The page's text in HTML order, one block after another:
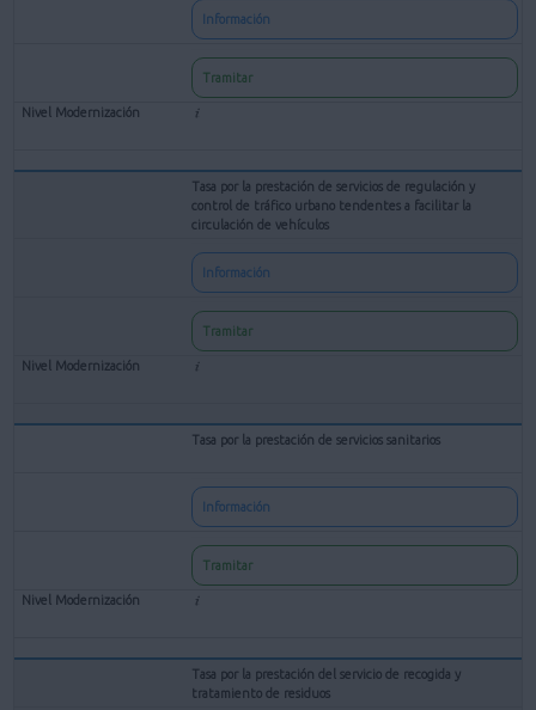
Información
Tramitar
Tasa por la prestación de servicios de regulación y
control de tráfico urbano tendentes a facilitar la
circulación de vehículos
Información
Tramitar
Tasa por la prestación de servicios sanitarios
Información
Tramitar
Tasa por la prestación del servicio de recogida y
tratamiento de residuos